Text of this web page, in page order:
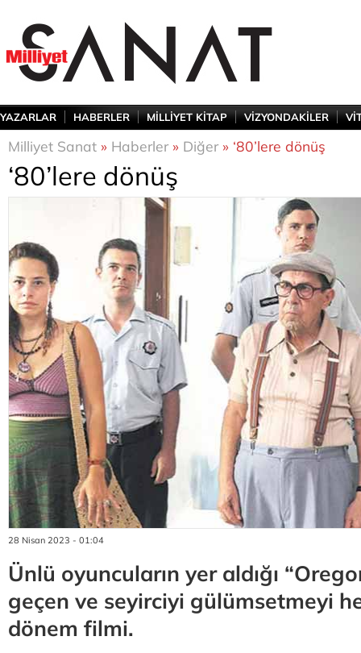
YAZARLAR HABERLER MİLLİYET KİTAP VİZYONDAKİLER
Milliyet Sanat » Haberler» Diğer» ‘80’lere dönüş
‘80’lere dönüş
28 Nisan 2023 - 01:04
Ünlü oyuncuların yer aldığı
geçen ve seyirciyi gülümsetmeyi
dönem filmi.